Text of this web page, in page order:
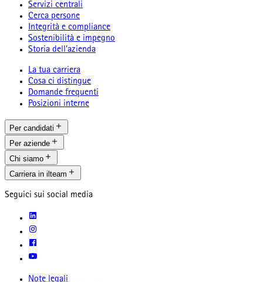
Servizi centrali
Cerca persone
Integrità e compliance
Sostenibilità e impegno
Storia dell’azienda
La tua carriera
Cosa ci distingue
Domande frequenti
Posizioni interne
Per candidati
Per aziende
Chi siamo
Carriera in ilteam
Seguici sui social media
Note legali